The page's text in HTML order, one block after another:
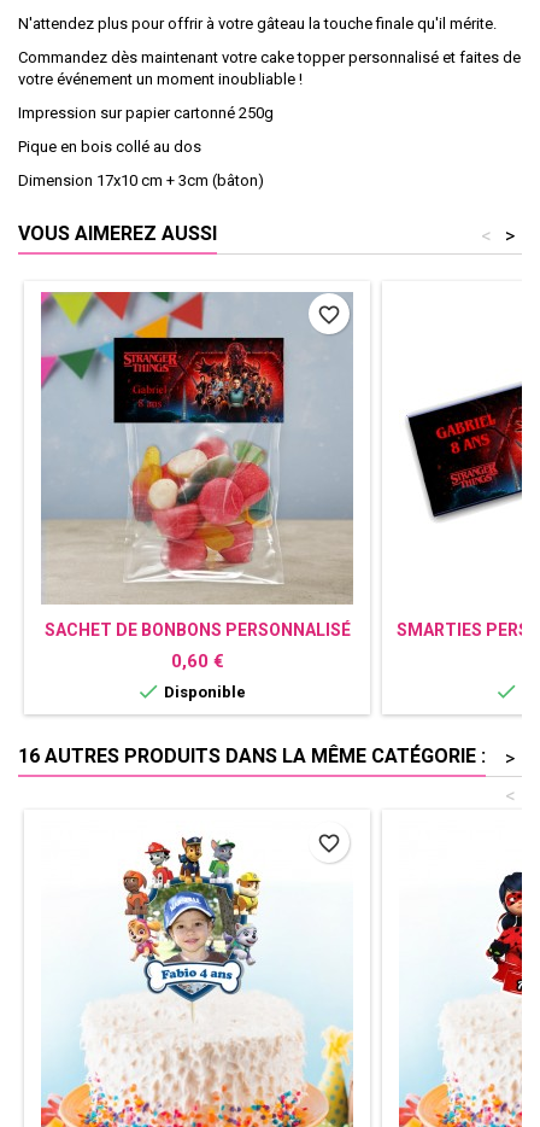
N'attendez plus pour offrir à votre gâteau la touche finale qu'il mérite.
Commandez dès maintenant votre cake topper personnalisé et faites de
votre événement un moment inoubliable !
Impression sur papier cartonné 250g
Pique en bois collé au dos
Dimension 17x10 cm + 3cm (bâton)
VOUS AIMEREZ AUSSI >
<
SACHET DE BONBONS PERSONNALISÉ
STRANGER THINGS
Prix
0,60 €
 Disponible
favorite_border
SMARTIES

16 AUTRES PRODUITS DANS LA MÊME CATÉGORIE :
>
<
favorite_border